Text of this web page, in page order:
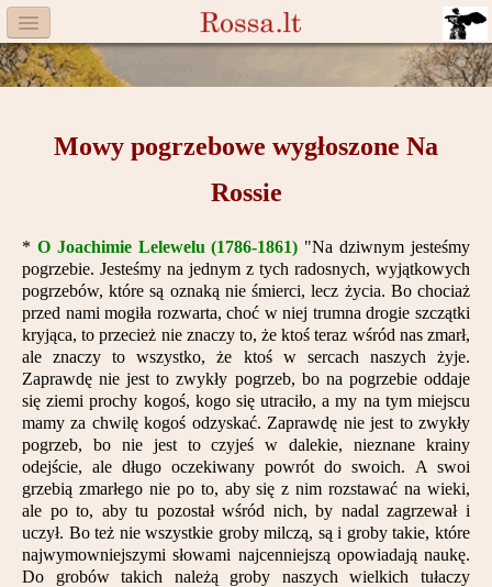
Menu
Facebook
Komitet
Moneta
Cegiełki
Rossa
Trasy
Darczyńcy
Partnerzy
Kontakt
Mowy pogrzebowe wygłoszone Na
Rossie
* O Joachimie Lelewelu (1786-1861) "Na dziwnym jesteśmy
pogrzebie. Jesteśmy na jednym z tych radosnych, wyjątkowych
pogrzebów, które są oznaką nie śmierci, lecz życia. Bo chociaż
przed nami mogiła rozwarta, choć w niej trumna drogie szczątki
kryjąca, to przecież nie znaczy to, że ktoś teraz wśród nas zmarł,
ale znaczy to wszystko, że ktoś w sercach naszych żyje.
Zaprawdę nie jest to zwykły pogrzeb, bo na pogrzebie oddaje
się ziemi prochy kogoś, kogo się utraciło, a my na tym miejscu
mamy za chwilę kogoś odzyskać. Zaprawdę nie jest to zwykły
pogrzeb, bo nie jest to czyjeś w dalekie, nieznane krainy
odejście, ale długo oczekiwany powrót do swoich. A swoi
grzebią zmarłego nie po to, aby się z nim rozstawać na wieki,
ale po to, aby tu pozostał wśród nich, by nadal zagrzewał i
uczył. Bo też nie wszystkie groby milczą, są i groby takie, które
najwymowniejszymi słowami najcenniejszą opowiadają naukę.
Do grobów takich należą groby naszych wielkich tułaczy